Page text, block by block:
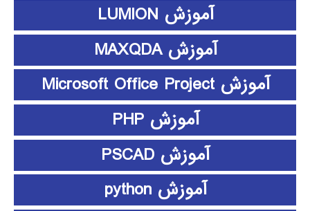
آموزش LUMION
آموزش MAXQDA
آموزش Microsoft Office Project
آموزش PHP
آموزش PSCAD
آموزش python